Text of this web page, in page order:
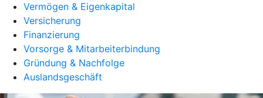
Vermögen & Eigenkapital
Versicherung
Finanzierung
Vorsorge & Mitarbeiterbindung
Gründung & Nachfolge
Auslandsgeschäft